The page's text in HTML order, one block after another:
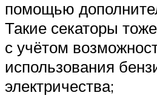
помощью
Такие секаторы
с учётом
использования
электричества;